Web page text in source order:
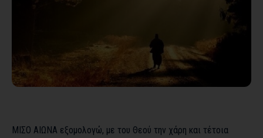
ΜΙΣΟ ΑΙΩΝΑ εξομολογώ, με του Θεού την χάρη και τέτοια